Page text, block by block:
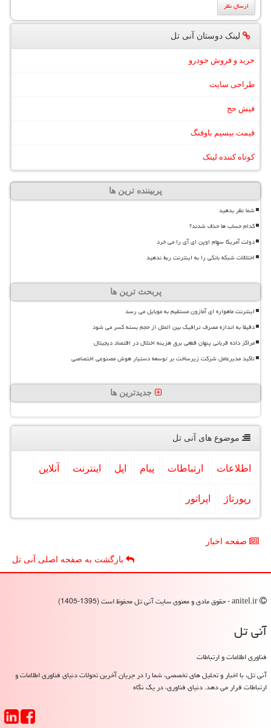
لینک دوستان آنی تل
خرید و فروش خودرو
طراحی سایت
فیش حج
قیمت بیسیم باوفنگ
کوتاه کننده لینک
پربیننده ترین ها
شما نظر بدهید
کدام حساب ها حذف شدند؟
دولت آمریکا سهام اوپن ای آی را می خرد
اختلالات شبکه بانکی را به اینترنت ربط ندهید
پربحث ترین ها
اینترنت ماهواره ای آمازون مستقیم به موبایل می رسد
دقیقا به اندازه مصرف ترافیک بین الملل از حجم بسته کسر می شود
مراکز داده قربانی پنهان قطعی برق هزینه اختلال در اقتصاد دیجیتال
تاکید مدیرعامل شرکت زیرساخت بر توسعه دستیار هوش مصنوعی اختصاصی
جدیدترین ها
موضوع های آنی تل
اطلاعات ارتباطات پیام اپل اینترنت آنلاین
رپورتاژ اپراتور
صفحه اخبار
بازگشت به صفحه اصلی آنی تل
آنی تل
فناوری اطلاعات و ارتباطات
آنی تل، با اخبار و تحلیل های تخصصی، شما را در جریان آخرین تحولات دنیای فناوری اطلاعات و
ارتباطات قرار می دهد. دنیای فناوری، در یک نگاه